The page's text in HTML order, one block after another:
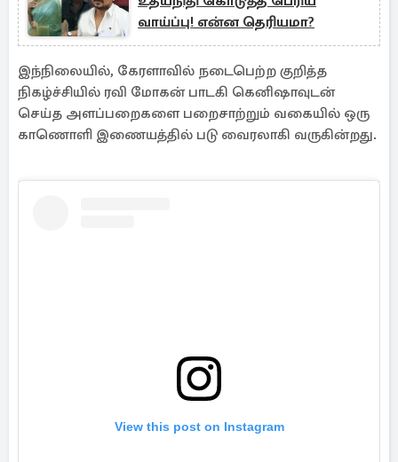
A post shared by Cine Hub (@cine___hub)